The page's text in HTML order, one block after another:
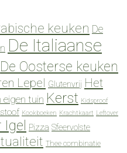
keuken De
De Italiaanse
De Oosterse keuken
Lepel Glutenvrij Het
eigen tuin Kerst Kidsproof
Kookboeken Krachtkaart Leftover
Igel Pizza Sfeervolste
Thee combinatie